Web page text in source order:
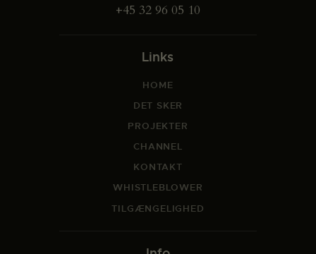
+45 32 96 05 10
Links
HOME
DET SKER
PROJEKTER
CHANNEL
KONTAKT
WHISTLEBLOWER
TILGÆNGELIGHED